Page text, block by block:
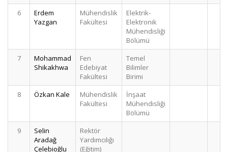
6
Erdem
Yazgan
Mühendislik
Fakültesi
Elektrik-
Elektronik
Mühendisliği
Bölümü
7
Mohammad
Shikakhwa
Fen
Edebiyat
Fakültesi
Temel
Bilimler
Birimi
8 Özkan Kale
Mühendislik
Fakültesi
İnşaat
Mühendisliği
Bölümü
9
Selin
Aradağ
Çelebioğlu
Rektör
Yardımcılığı
(Eğitim)